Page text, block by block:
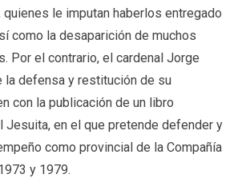
quienes le imputan haberlos entregado
como la desaparición de muchos
Por el contrario, el cardenal Jorge
la defensa y restitución de su
con la publicación de un libro
Jesuita, en el que pretende defender y
como provincial de la Compañía
y 1979.